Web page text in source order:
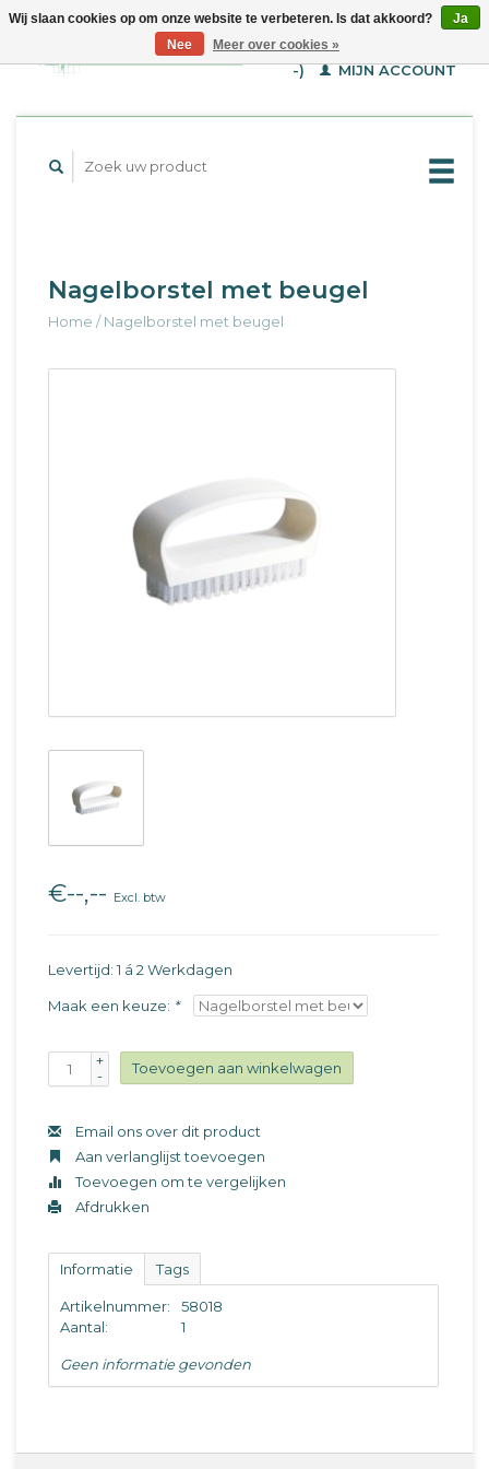
WINKELWAGEN (€--,-
-)
MIJN ACCOUNT
Nagelborstel met beugel
Home /Nagelborstel met beugel
€--,-- Excl. btw
Levertijd: 1 á 2 Werkdagen
Maak een keuze: *
+
-
Toevoegen aan winkelwagen
Email ons over dit product
Aan verlanglijst toevoegen
Toevoegen om te vergelijken
Afdrukken
Informatie Tags
Artikelnummer:
58018
Aantal:
1
Geen informatie gevonden
Wij slaan cookies op om onze website te verbeteren. Is dat akkoord?
Ja
Nee
Meer over cookies »